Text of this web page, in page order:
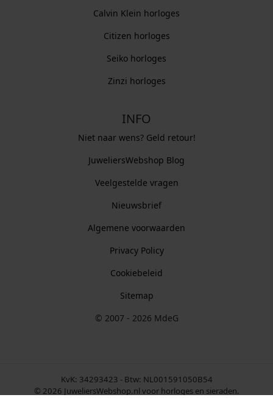
Calvin Klein horloges
Citizen horloges
Seiko horloges
Zinzi horloges
INFO
Niet naar wens? Geld retour!
JuweliersWebshop Blog
Veelgestelde vragen
Nieuwsbrief
Algemene voorwaarden
Privacy Policy
Cookiebeleid
Sitemap
© 2007 - 2026 MdeG
KvK: 34293423 - Btw: NL001591050B54
© 2026 JuweliersWebshop.nl voor horloges en sieraden.